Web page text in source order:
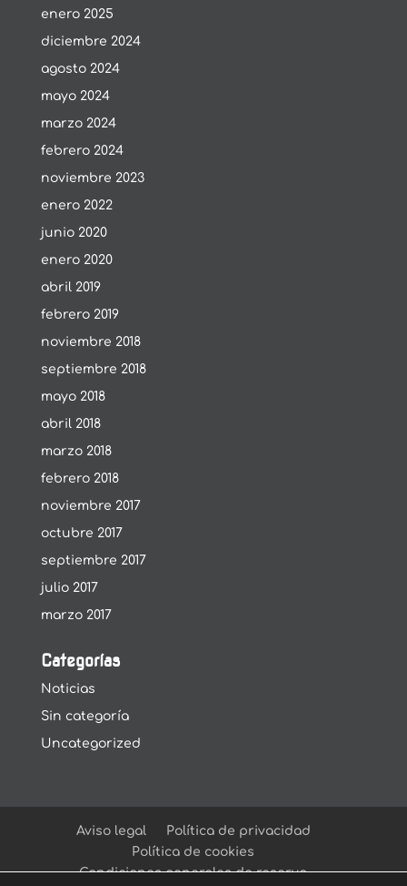
enero 2025
diciembre 2024
agosto 2024
mayo 2024
marzo 2024
febrero 2024
noviembre 2023
enero 2022
junio 2020
enero 2020
abril 2019
febrero 2019
noviembre 2018
septiembre 2018
mayo 2018
abril 2018
marzo 2018
febrero 2018
noviembre 2017
octubre 2017
septiembre 2017
julio 2017
marzo 2017
Categorías
Noticias
Sin categoría
Uncategorized
Aviso legal
Política de privacidad
Política de cookies
Condiciones generales de reserva